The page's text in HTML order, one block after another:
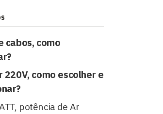
cabos, como
220V, como escolher e
potência de Ar